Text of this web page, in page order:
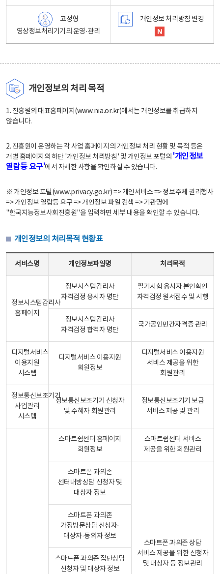
고정형
영상정보처리기기의 운영·관리
개인정보 처리방침 변경
개인정보의 처리 목적
1. 진흥원의 대표홈페이지(www.nia.or.kr)에서는 개인정보를 취급하지
않습니다.
2. 진흥원이 운영하는 각 사업 홈페이지의 개인정보 처리 현황 및 목적 등은
개별 홈페이지의 하단 '개인정보 처리방침' 및 개인정보 포털의 '개인정보
열람등 요구'에서 자세한 사항을 확인하실 수 있습니다.
※ 개인정보 포털(www.privacy.go.kr) => 개인서비스 => 정보주체 권리행사
=> 개인정보 열람등 요구 => 개인정보 파일 검색 => 기관명에
"한국지능정보사회진흥원"을 입력하면 세부 내용을 확인할 수 있습니다.
개인정보의 처리목적 현황표
서비스명 개인정보파일명 처리목적
정보시스템감리사
홈페이지
정보시스템감리사
자격검정 응시자 명단
필기시험 응시자 본인확인
자격검정 원서접수 및 시행
정보시스템감리사
자격검정 합격자 명단
국가공인민간자격증 관리
디지털서비스
이용지원
시스템
디지털서비스 이용지원
회원정보
디지털서비스 이용지원
서비스 제공을 위한
회원관리
정보통신보조기기
사업관리
시스템
정보통신보조기기 신청자
및 수혜자 회원관리
정보통신보조기기 보급
서비스 제공 및 관리
스마트쉼센터 홈페이지
회원정보
스마트쉼센터 서비스
제공을 위한 회원관리
스마트폰 과의존
센터내방상담 신청자 및
대상자 정보
스마트폰 과의존 상담
서비스 제공을 위한 신청자
및 대상자 등 정보관리
스마트폰 과의존
가정방문상담 신청자·
대상자·동의자 정보
스마트폰 과의존 집단상담
신청자 및 대상자 정보